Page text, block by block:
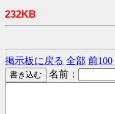
232KB
掲示板に戻る 全部 前100
名前：